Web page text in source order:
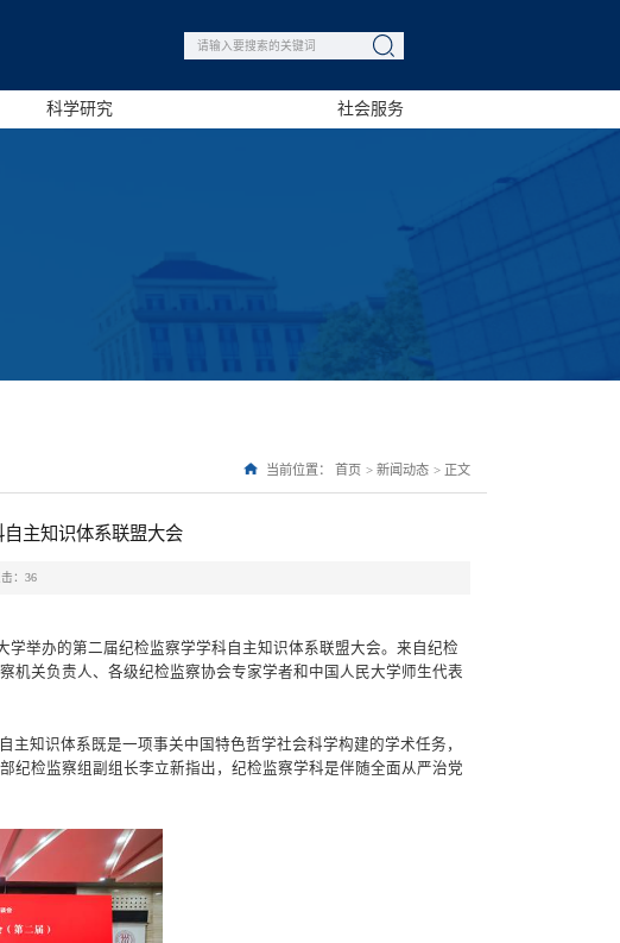
科学研究 社会服务
当前位置： 首页 > 新闻动态 > 正文
主知识体系联盟大会
击：36
举办的第二届纪检监察学学科自主知识体系联盟大会。来自纪检
机关负责人、各级纪检监察协会专家学者和中国人民大学师生代表
知识体系既是一项事关中国特色哲学社会科学构建的学术任务，
纪检监察组副组长李立新指出，纪检监察学科是伴随全面从严治党